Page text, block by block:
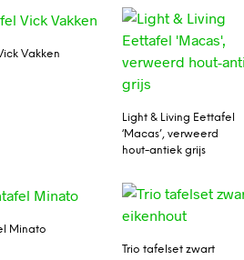
Vakken
Light & Living Eettafel
‘Macas’, verweerd
hout-antiek grijs
Minato
Trio tafelset zwart